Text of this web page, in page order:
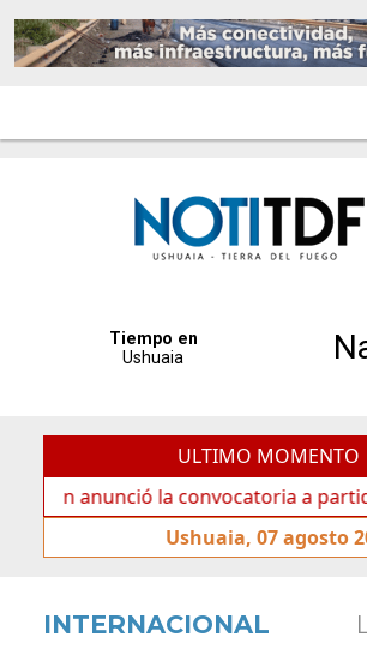
ULTIMO MOMENTO
anunció la convocatoria a partidos
Ushuaia, 07 agosto
INTERNACIONAL